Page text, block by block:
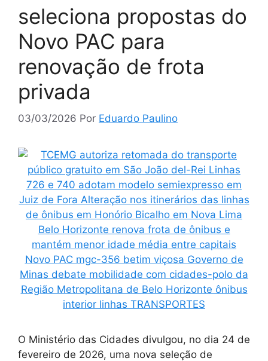
seleciona propostas do
Novo PAC para
renovação de frota
privada
03/03/2026 Por Eduardo Paulino
O Ministério das Cidades divulgou, no dia 24 de
fevereiro de 2026, uma nova seleção de